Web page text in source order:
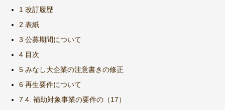
1 改訂履歴
2 表紙
3 公募期間について
4 目次
5 みなし大企業の注意書きの修正
6 再生要件について
7 4. 補助対象事業の要件の（17）